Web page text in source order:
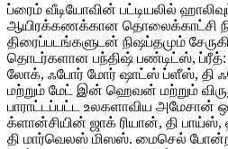
ப்ரைம் வீடியோவின் பட்டியலில்
ஆயிரக்கணக்கான தொலைக்காட்சி
திரைப்படங்களுடன் நிஷப்தமும்
தொடர்களான பந்திஷ் பண்டிட்ஸ்,
லோக், ஃபோர் மோர் ஷாட்ஸ் ப்ளீஸ், தி
மற்றும் மேட் இன் ஹெவன் மற்றும்
பாராட்டப்பட்ட உலகளாவிய அமேசான்
க்ளான்சியின் ஜாக் ரியான், தி
தி மார்வெலஸ் மிஸஸ். மைசெல்